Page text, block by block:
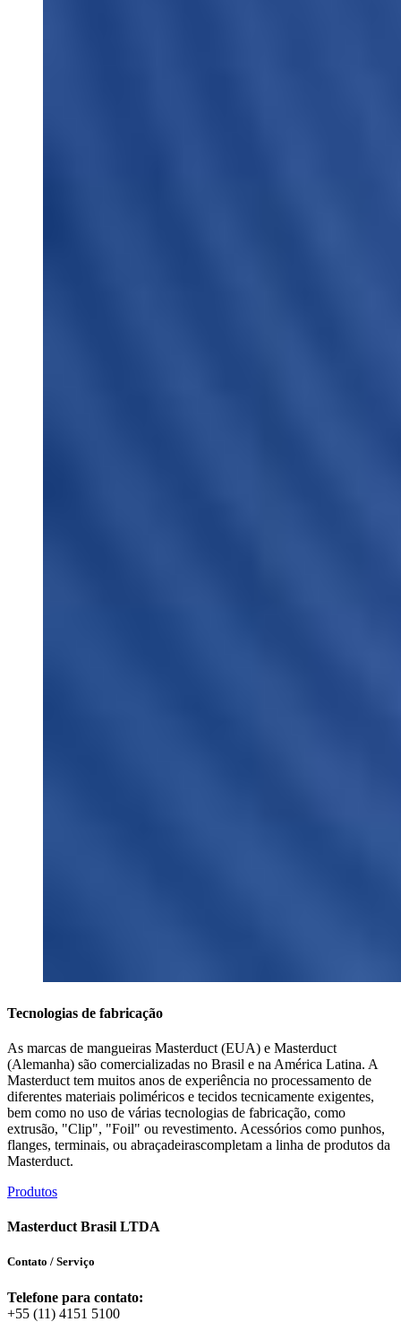
Tecnologias de fabricação
As marcas de mangueiras Masterduct (EUA) e Masterduct
(Alemanha) são comercializadas no Brasil e na América Latina. A
Masterduct tem muitos anos de experiência no processamento de
diferentes materiais poliméricos e tecidos tecnicamente exigentes,
bem como no uso de várias tecnologias de fabricação, como
extrusão, "Clip", "Foil" ou revestimento. Acessórios como punhos,
flanges, terminais, ou abraçadeirascompletam a linha de produtos da
Masterduct.
Produtos
Masterduct Brasil LTDA
Contato / Serviço
Telefone para contato:
+55 (11) 4151 5100